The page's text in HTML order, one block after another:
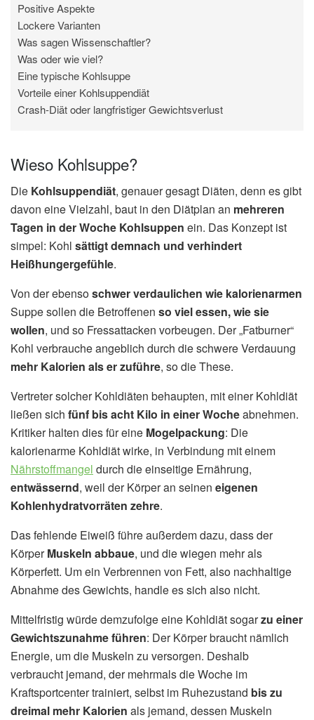
Positive Aspekte
Lockere Varianten
Was sagen Wissenschaftler?
Was oder wie viel?
Eine typische Kohlsuppe
Vorteile einer Kohlsuppendiät
Crash-Diät oder langfristiger Gewichtsverlust
Wieso Kohlsuppe?
Die Kohlsuppendiät, genauer gesagt Diäten, denn es gibt
davon eine Vielzahl, baut in den Diätplan an mehreren
Tagen in der Woche Kohlsuppen ein. Das Konzept ist
simpel: Kohl sättigt demnach und verhindert
Heißhungergefühle.
Von der ebensoschwer verdaulichen wie kalorienarmen
Suppe sollen die Betroffenen so viel essen, wie sie
wollen, und so Fressattacken vorbeugen. Der „Fatburner“
Kohl verbrauche angeblich durch die schwere Verdauung
mehr Kalorien als er zuführe, so die These.
Vertreter solcher Kohldiäten behaupten, mit einer Kohldiät
ließen sich fünf bis acht Kilo in einer Wocheabnehmen.
Kritiker halten dies für eine Mogelpackung: Die
kalorienarme Kohldiät wirke, in Verbindung mit einem
Nährstoffmangel durch die einseitige Ernährung,
entwässernd, weil der Körper an seinen eigenen
Kohlenhydratvorräten zehre.
Das fehlende Eiweiß führe außerdem dazu, dass der
KörperMuskeln abbaue, und die wiegen mehr als
Körperfett. Um ein Verbrennen von Fett, also nachhaltige
Abnahme des Gewichts, handle es sich also nicht.
Mittelfristig würde demzufolge eine Kohldiät sogarzu einer
Gewichtszunahme führen: Der Körper braucht nämlich
Energie, um die Muskeln zu versorgen. Deshalb
verbraucht jemand, der mehrmals die Woche im
Kraftsportcenter trainiert, selbst im Ruhezustand bis zu
dreimal mehr Kalorien als jemand, dessen Muskeln